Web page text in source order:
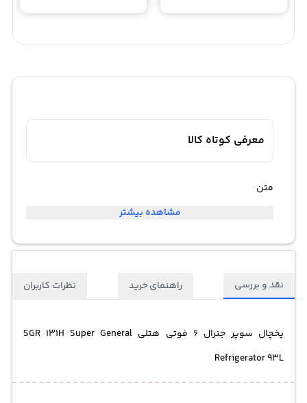
معرفی کوتاه کالا
متن
مشاهده بیشتر
نقد و بررسی راهنمای خرید نظرات کاربران
یخچال سوپر جنرال 6 فوتی هتلی SGR 131H Super General
Refrigerator 93L